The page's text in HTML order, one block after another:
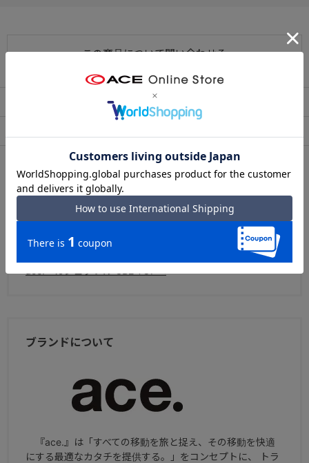
身体の大きめな方や中背の方に合わせた、ハーネス付き。
シンプルなデザインで取り外し出来るチェストベルト仕様です。
出張などでも便利にお使いいただけます。
この商品について問い合わせる
シリーズについて
ace.GENE /「ガジェタブル CB2」
ベストセラーのガジェタブルCBシリーズを、ユーザーの意
見を取り入れてブラッシュアップ。
タフさと軽さを兼ね備えた機能性に優れたシリーズ。
ブランドについて
『ace.』は「すべての移動を旅と捉え、その移動を快適
にする最適なカタチを提供する。」をコンセプトに、 トラ